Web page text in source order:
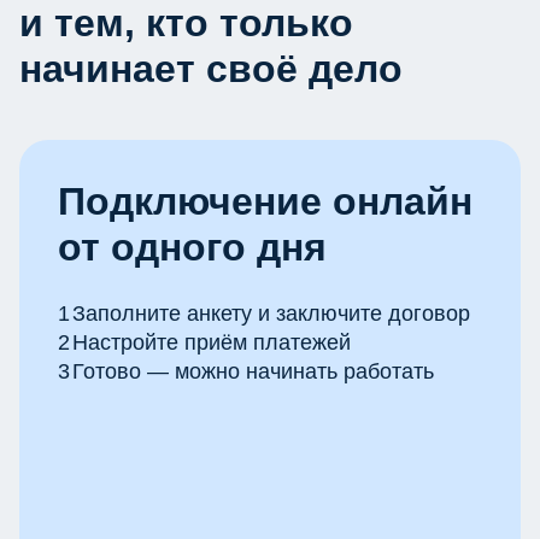
и тем, кто только
начинает своё дело
Подключение онлайн
от одного дня
1Заполните анкету и заключите договор
2 Настройте приём платежей
3Готово — можно начинать работать